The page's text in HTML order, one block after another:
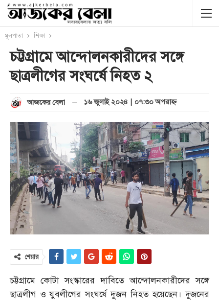
মূলপাতা শিক্ষা
চট্টগ্রামে আন্দোলনকারীদের সঙ্গে
ছাত্রলীগের সংঘর্ষে নিহত ২
আজকের বেলা ১৬ জুলাই ২০২৪ | ০৭:৩০ অপরাহ্ণ
শেয়ার
চট্টগ্রামে কোটা সংস্কারের দাবিতে আন্দোলনকারীদের সঙ্গে
ছাত্রলীগ ও যুবলীগের সংঘর্ষে দুজন নিহত হয়েছেন। দুজনের